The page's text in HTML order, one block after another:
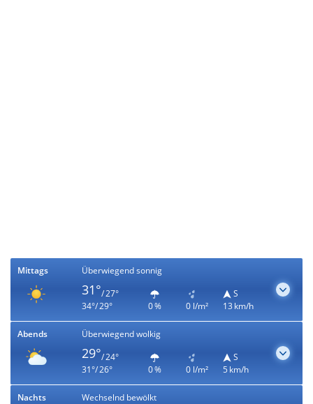
Mittags Überwiegend sonnig
31°/ 27°
34°/ 29°
0 % 0 l/m²
S
13 km/h
Abends Überwiegend wolkig
29°/ 24°
31°/ 26°
0 % 0 l/m²
S
5 km/h
Nachts Wechselnd bewölkt